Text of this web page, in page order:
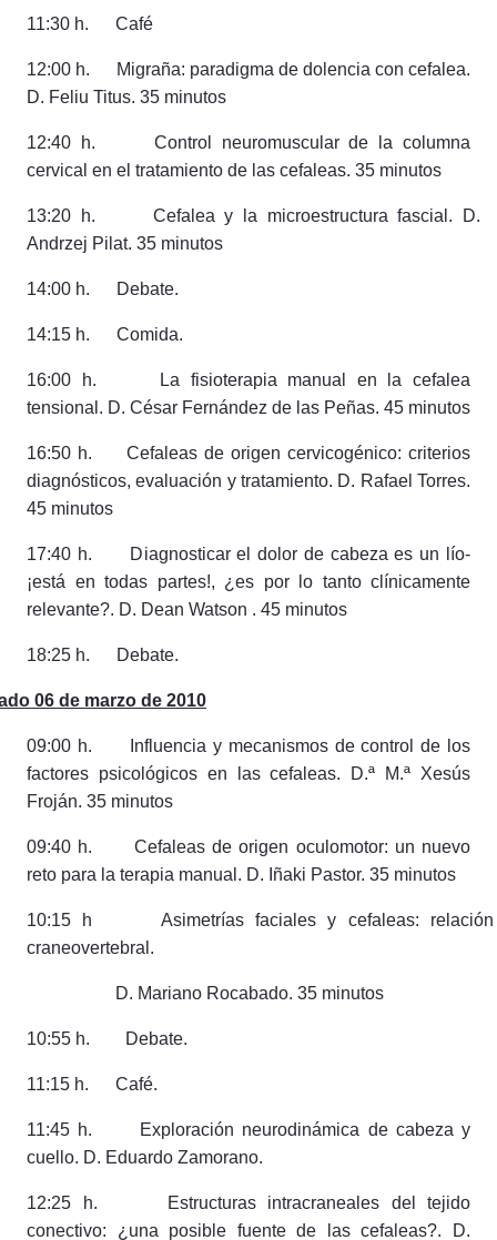
11:30 h. Café
12:00 h. Migraña: paradigma de dolencia con cefalea.
D. Feliu Titus. 35 minutos
12:40 h. Control neuromuscular de la columna
cervical en el tratamiento de las cefaleas. 35 minutos
13:20 h. Cefalea y la microestructura fascial . D.
Andrzej Pilat. 35 minutos
14:00 h. Debate.
14:15 h. Comida.
16:00 h. La fisioterapia manual en la cefalea
tensional. D. César Fernández de las Peñas. 45 minutos
16:50 h. Cefaleas de origen cervicogénico: criterios
diagnósticos, evaluación y tratamiento. D. Rafael Torres.
45 minutos
17:40 h. Diagnosticar el dolor de cabeza es un lío-
¡está en todas partes!, ¿es por lo tanto clínicamente
relevante?. D. Dean Watson . 45 minutos
18:25 h. Debate.
06 de marzo de 2010
09:00 h.
Influencia y mecanismos de control de los
factores psicológicos en las cefaleas. D.ª
M.ª Xesús
Froján. 35 minutos
09:40 h. Cefaleas de origen oculomotor: un nuevo
reto para la terapia manual. D. Iñaki Pastor. 35 minutos
10:15 h Asimetrías faciales y cefaleas: relación
craneovertebral.
D. Mariano Rocabado. 35 minutos
10:55 h. Debate.
11:15 h. Café.
11:45 h. Exploración neurodinámica de cabeza y
cuello. D. Eduardo Zamorano.
12:25 h.
Estructuras intracraneales del tejido
conectivo: ¿una posible fuente de las cefaleas?. D.